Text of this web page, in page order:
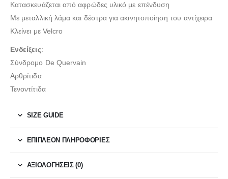
Κατασκευάζεται από αφρώδες υλικό με επένδυση
Με μεταλλική λάμα και δέστρα για ακινητοποίηση του αντίχειρα
Κλείνει με Velcro
Ενδείξεις:
Σύνδρομο De Quervain
Αρθρίτιδα
Τενοντίτιδα
SIZE GUIDE
ΕΠΙΠΛΈΟΝ ΠΛΗΡΟΦΟΡΊΕΣ
ΑΞΙΟΛΟΓΉΣΕΙΣ (0)